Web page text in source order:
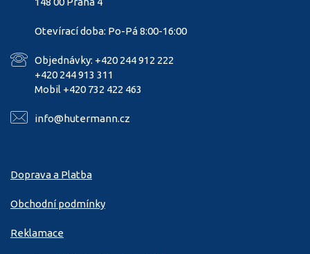
Otevírací doba: Po-Pá 8:00-16:00
Objednávky: +420 244 912 222
+420 244 913 311
Mobil +420 732 422 463
info@hutermann.cz
Doprava a Platba
Obchodní podmínky
Reklamace